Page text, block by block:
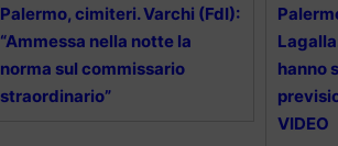
Palermo, cimiteri. Varchi (FdI):
“Ammessa nella notte la
norma sul commissario
straordinario”
hanno
VIDEO